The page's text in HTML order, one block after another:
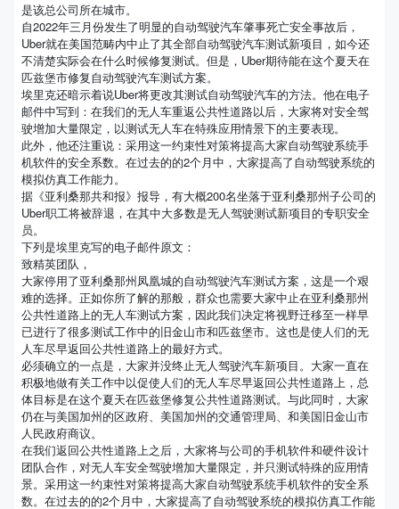
是该总公司所在城市。
自2022年三月份发生了明显的自动驾驶汽车肇事死亡安全事故后，
Uber就在美国范畴内中止了其全部自动驾驶汽车测试新项目，如今还
不清楚实际会在什么时候修复测试。但是，Uber期待能在这个夏天在
匹兹堡市修复自动驾驶汽车测试方案。
埃里克还暗示着说Uber将更改其测试自动驾驶汽车的方法。他在电子
邮件中写到：在我们的无人车重返公共性道路以后，大家将对安全驾
驶增加大量限定，以测试无人车在特殊应用情景下的主要表现。
此外，他还注重说：采用这一约束性对策将提高大家自动驾驶系统手
机软件的安全系数。在过去的的2个月中，大家提高了自动驾驶系统的
模拟仿真工作能力。
据《亚利桑那共和报》报导，有大概200名坐落于亚利桑那州子公司的
Uber职工将被辞退，在其中大多数是无人驾驶测试新项目的专职安全
员。
下列是埃里克写的电子邮件原文：
致精英团队，
大家停用了亚利桑那州凤凰城的自动驾驶汽车测试方案，这是一个艰
难的选择。正如你所了解的那般，群众也需要大家中止在亚利桑那州
公共性道路上的无人车测试方案，因此我们决定将视野迁移至一样早
已进行了很多测试工作中的旧金山市和匹兹堡市。这也是使人们的无
人车尽早返回公共性道路上的最好方式。
必须确立的一点是，大家并没终止无人驾驶汽车新项目。大家一直在
积极地做有关工作中以促使人们的无人车尽早返回公共性道路上，总
体目标是在这个夏天在匹兹堡修复公共性道路测试。与此同时，大家
仍在与美国加州的区政府、美国加州的交通管理局、和美国旧金山市
人民政府商议。
在我们返回公共性道路上之后，大家将与公司的手机软件和硬件设计
团队合作，对无人车安全驾驶增加大量限定，并只测试特殊的应用情
景。采用这一约束性对策将提高大家自动驾驶系统手机软件的安全系
数。在过去的的2个月中，大家提高了自动驾驶系统的模拟仿真工作能